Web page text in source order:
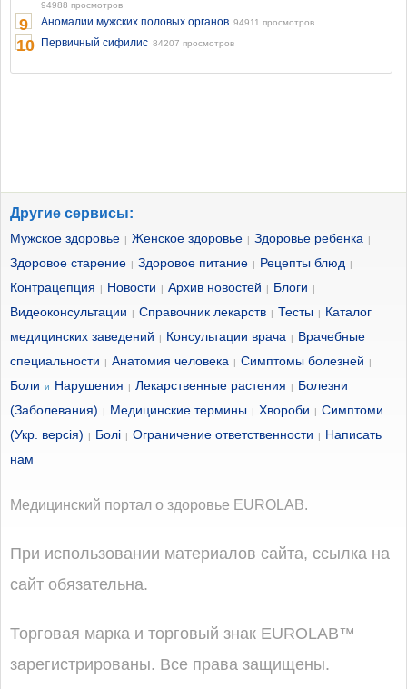
94988 просмотров
9 Аномалии мужских половых органов 94911 просмотров
10 Первичный сифилис 84207 просмотров
Другие сервисы:
Мужское здоровье | Женское здоровье | Здоровье ребенка |
Здоровое старение | Здоровое питание | Рецепты блюд |
Контрацепция | Новости | Архив новостей | Блоги |
Видеоконсультации | Справочник лекарств | Тесты |
Каталог
медицинских заведений
| Консультации врача |
Врачебные
специальности
| Анатомия человека | Симптомы болезней |
Боли и Нарушения | Лекарственные растения |
Болезни
(Заболевания)
| Медицинские термины | Хвороби | Симптоми
(Укр. версія)
| Болі | Ограничение ответственности |
Написать
нам
Медицинский портал о здоровье EUROLAB.
При использовании материалов сайта, ссылка на
сайт обязательна.
Торговая марка и торговый знак EUROLAB™
зарегистрированы. Все права защищены.